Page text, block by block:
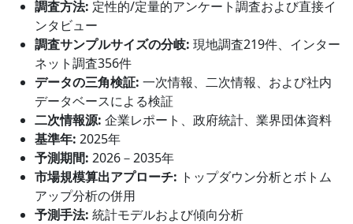
調査方法: 定性的/定量的アンケート調査および直接イ
ンタビュー
調査サンプルサイズの分岐: 現地調査219件、インター
ネット調査356件
データの三角検証: 一次情報、二次情報、および社内
データベースによる検証
二次情報源: 企業レポート、政府統計、業界団体資料
基準年: 2025年
予測期間: 2026－2035年
市場規模算出アプローチ: トップダウン分析とボトム
アップ分析の併用
予測手法: 統計モデルおよび傾向分析